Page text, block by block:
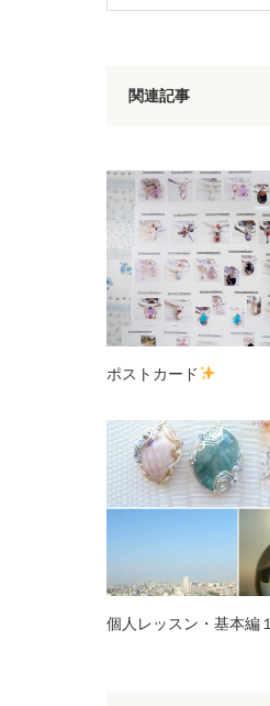
関連記事
ポストカード
個人レッスン・基本編１